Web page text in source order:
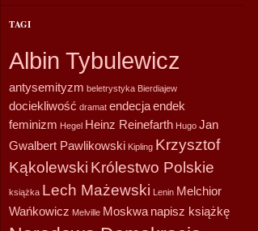
TAGI
Albin Tybulewicz
antysemityzm beletrystyka Bierdiajew
dociekliwość dramat endecjaendek
feminizm Hegel Heinz Reinefarth Hugo Jan
Gwalbert Pawlikowski Kipling Krzysztof
Kąkolewski Królestwo Polskie
książka Lech Mażewski Lenin Melchior
Wańkowicz Melville Moskwa napisz książkę